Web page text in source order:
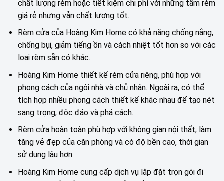
chất lượng rèm hoặc tiết kiệm chi phí với những tấm rèm
giá rẻ nhưng vẫn chất lượng tốt.
Rèm cửa của Hoàng Kim Home có khả năng chống nắng,
chống bụi, giảm tiếng ồn và cách nhiệt tốt hơn so với các
loại rèm sẵn có khác.
Hoàng Kim Home thiết kế rèm cửa riêng, phù hợp với
phong cách của ngôi nhà và chủ nhân. Ngoài ra, có thể
tích hợp nhiều phong cách thiết kế khác nhau để tạo nét
sang trọng, độc đáo và phá cách.
Rèm cửa hoàn toàn phù hợp với không gian nội thất, làm
tăng vẻ đẹp của căn phòng và có độ bền cao, thời gian
sử dụng lâu hơn.
Hoàng Kim Home cung cấp dịch vụ lắp đặt trọn gói đi